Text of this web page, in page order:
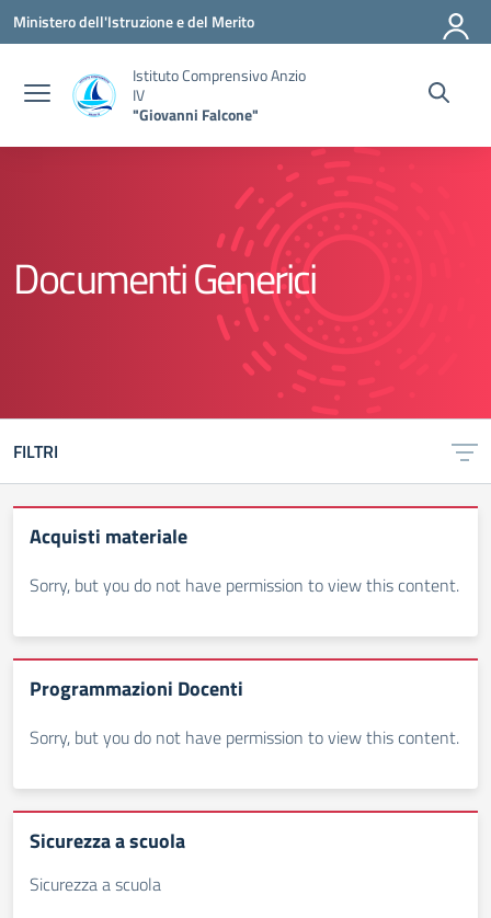
Vai ai contenuti
Vai al menu di navigazione
Vai al footer
Ministero dell'Istruzione e del Merito
Istituto Comprensivo Anzio
IV
"Giovanni Falcone"
Documenti Generici
FILTRI
Acquisti materiale
Sorry, but you do not have permission to view this content.
Programmazioni Docenti
Sorry, but you do not have permission to view this content.
Sicurezza a scuola
Sicurezza a scuola